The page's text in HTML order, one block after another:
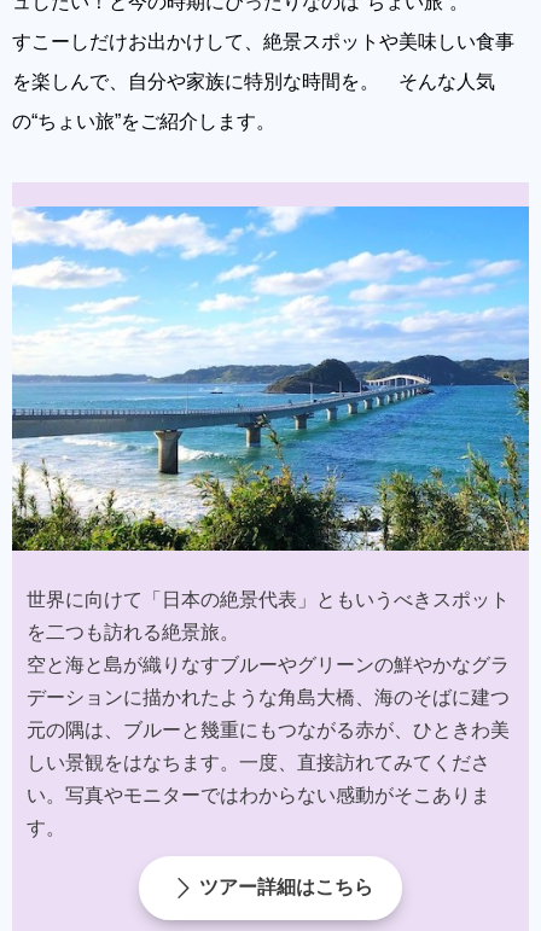
すこーしだけお出かけして、絶景スポットや美味しい食事
を楽しんで、自分や家族に特別な時間を。 そんな人気
の“ちょい旅”をご紹介します。
世界に向けて「日本の絶景代表」ともいうべきスポット
を二つも訪れる絶景旅。​
空と海と島が織りなすブルーやグリーンの鮮やかなグラ
デーションに描かれたような角島大橋、海のそばに建つ
元の隅は、ブルーと幾重にもつながる赤が、ひときわ美
しい景観をはなちます。一度、直接訪れてみてくださ
い。写真やモニターではわからない感動がそこありま
す。​
ツアー詳細はこちら